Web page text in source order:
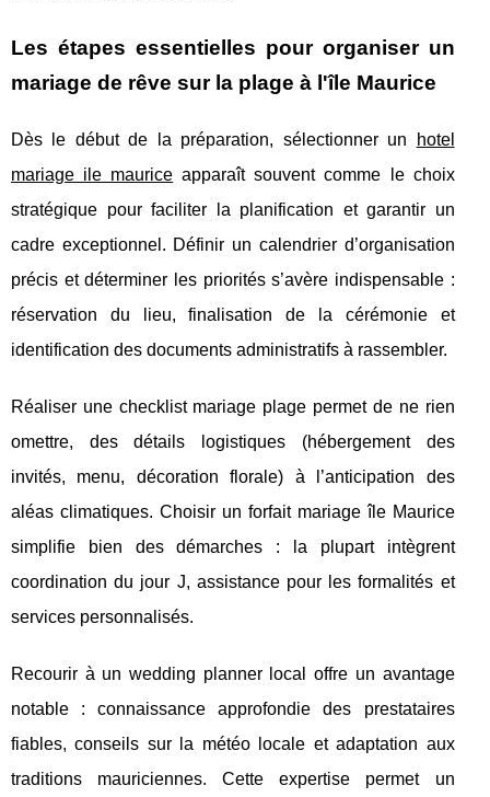
Les étapes essentielles pour organiser un
mariage de rêve sur la plage à l'île Maurice
Dès le début de la préparation, sélectionner un
hotel
mariage ile maurice apparaît souvent comme le choix
stratégique pour faciliter la planification et garantir un
cadre exceptionnel. Définir un calendrier d’organisation
précis et déterminer les priorités s’avère indispensable :
réservation du lieu, finalisation de la cérémonie et
identification des documents administratifs à rassembler.
Réaliser une checklist mariage plage permet de ne rien
omettre, des détails logistiques (hébergement des
invités, menu, décoration florale) à l’anticipation des
aléas climatiques. Choisir un forfait mariage île Maurice
simplifie bien des démarches : la plupart intègrent
coordination du jour J, assistance pour les formalités et
services personnalisés.
Recourir à un wedding planner local offre un avantage
notable : connaissance approfondie des prestataires
fiables, conseils sur la météo locale et adaptation aux
traditions mauriciennes. Cette expertise permet un